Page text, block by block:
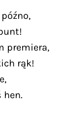
premiera,
rąk!
hen.